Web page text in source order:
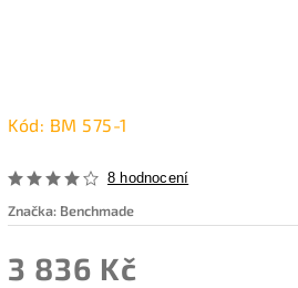
Kód: BM 575-1
8 hodnocení
Značka: Benchmade
3 836 Kč